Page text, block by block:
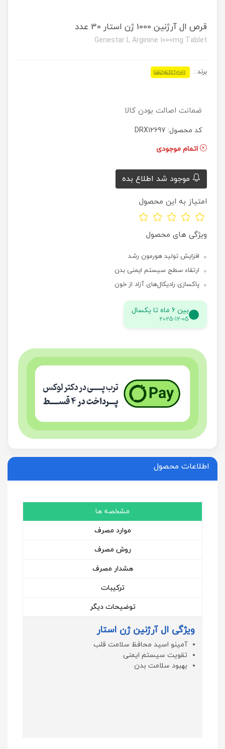
قرص ال آرژنین 1000 ژن استار 30 عدد
Genestar L Arginine 1000mg Tablet
برند :
ضمانت اصالت بودن کالا
کد محصول: DRX12697
اتمام موجودی
موجود شد اطلاع بده
امتیاز به این محصول
ویژگی های محصول
افزایش تولید هورمون رشد
ارتقاء سطح سیستم ایمنی بدن
پاکسازی رادیکال‌های آزاد از خون
بین 6 ماه تا یکسال
2025-12-05
اطلاعات محصول
مشخصه ها
موارد مصرف
روش مصرف
هشدار مصرف
ترکیبات
توضیحات دیگر
ویژگی ال آرژنین ژن استار
آمینو اسید محافظ سلامت قلب
تقویت سیستم ایمنی
بهبود سلامت بدن